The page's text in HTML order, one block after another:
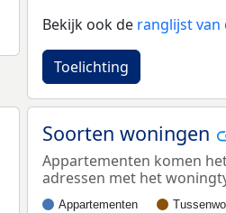
Bekijk ook de ranglijst
Toelichting
Soorten woningen
Appartementen komen
adressen met het
Appartementen